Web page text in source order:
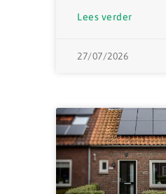
Lees verder
27/07/2026